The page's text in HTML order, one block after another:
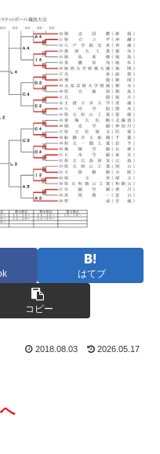
はてブ
コピー
2018.08.03 2026.05.17